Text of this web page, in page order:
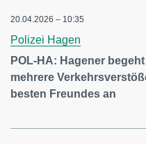
20.04.2026 – 10:35
Polizei Hagen
POL-HA: Hagener
mehrere
besten Freundes an